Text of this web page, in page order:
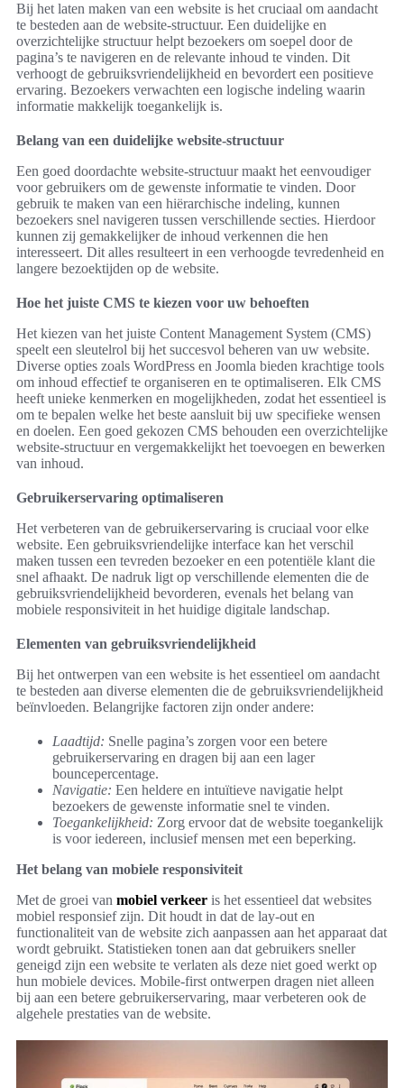
Bij het laten maken van een website is het cruciaal om aandacht
te besteden aan de website-structuur. Een duidelijke en
overzichtelijke structuur helpt bezoekers om soepel door de
pagina’s te navigeren en de relevante inhoud te vinden. Dit
verhoogt de gebruiksvriendelijkheid en bevordert een positieve
ervaring. Bezoekers verwachten een logische indeling waarin
informatie makkelijk toegankelijk is.
Belang van een duidelijke website-structuur
Een goed doordachte website-structuur maakt het eenvoudiger
voor gebruikers om de gewenste informatie te vinden. Door
gebruik te maken van een hiërarchische indeling, kunnen
bezoekers snel navigeren tussen verschillende secties. Hierdoor
kunnen zij gemakkelijker de inhoud verkennen die hen
interesseert. Dit alles resulteert in een verhoogde tevredenheid en
langere bezoektijden op de website.
Hoe het juiste CMS te kiezen voor uw behoeften
Het kiezen van het juiste Content Management System (CMS)
speelt een sleutelrol bij het succesvol beheren van uw website.
Diverse opties zoals WordPress en Joomla bieden krachtige tools
om inhoud effectief te organiseren en te optimaliseren. Elk CMS
heeft unieke kenmerken en mogelijkheden, zodat het essentieel is
om te bepalen welke het beste aansluit bij uw specifieke wensen
en doelen. Een goed gekozen CMS behouden een overzichtelijke
website-structuur en vergemakkelijkt het toevoegen en bewerken
van inhoud.
Gebruikerservaring optimaliseren
Het verbeteren van de gebruikerservaring is cruciaal voor elke
website. Een gebruiksvriendelijke interface kan het verschil
maken tussen een tevreden bezoeker en een potentiële klant die
snel afhaakt. De nadruk ligt op verschillende elementen die de
gebruiksvriendelijkheid bevorderen, evenals het belang van
mobiele responsiviteit in het huidige digitale landschap.
Elementen van gebruiksvriendelijkheid
Bij het ontwerpen van een website is het essentieel om aandacht
te besteden aan diverse elementen die de gebruiksvriendelijkheid
beïnvloeden. Belangrijke factoren zijn onder andere:
Laadtijd: Snelle pagina’s zorgen voor een betere
gebruikerservaring en dragen bij aan een lager
bouncepercentage.
Navigatie: Een heldere en intuïtieve navigatie helpt
bezoekers de gewenste informatie snel te vinden.
Toegankelijkheid: Zorg ervoor dat de website toegankelijk
is voor iedereen, inclusief mensen met een beperking.
Het belang van mobiele responsiviteit
Met de groei van mobiel verkeer is het essentieel dat websites
mobiel responsief zijn. Dit houdt in dat de lay-out en
functionaliteit van de website zich aanpassen aan het apparaat dat
wordt gebruikt. Statistieken tonen aan dat gebruikers sneller
geneigd zijn een website te verlaten als deze niet goed werkt op
hun mobiele devices. Mobile-first ontwerpen dragen niet alleen
bij aan een betere gebruikerservaring, maar verbeteren ook de
algehele prestaties van de website.